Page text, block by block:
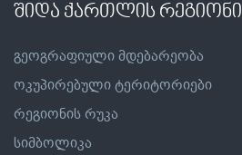
შიდა ქართლის რეგიონი
გეოგრაფიული მდებარეობა
ოკუპირებული ტერიტორიები
რეგიონის რუკა
სიმბოლიკა